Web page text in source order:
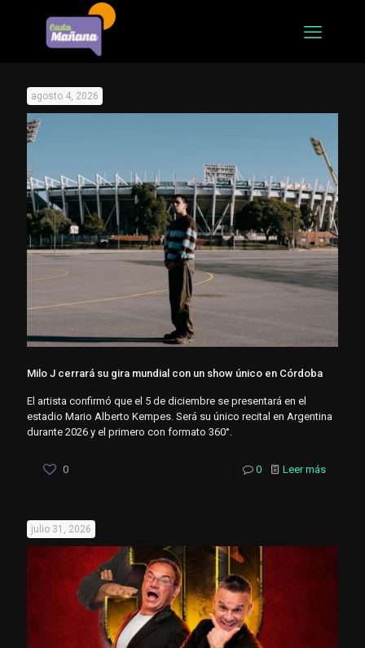
agosto 4, 2026
Milo J cerrará su gira mundial con un show único en Córdoba
El artista confirmó que el 5 de diciembre se presentará en el
estadio Mario Alberto Kempes. Será su único recital en Argentina
durante 2026 y el primero con formato 360°.
0 0 Leer más
julio 31, 2026